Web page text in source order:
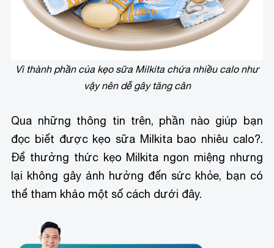
Vì thành phần của kẹo sữa Milkita chứa nhiều calo như
vậy nên dễ gây tăng cân
Qua những thông tin trên, phần nào giúp bạn
đọc biết được kẹo sữa Milkita bao nhiêu calo?.
Để thưởng thức kẹo Milkita ngon miệng nhưng
lại không gây ảnh hưởng đến sức khỏe, bạn có
thể tham khảo một số cách dưới đây.